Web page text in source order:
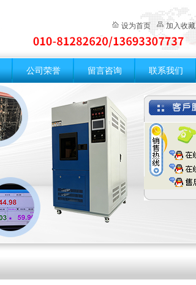
设为首页 加入收藏
公司荣誉 留言咨询 联系我们